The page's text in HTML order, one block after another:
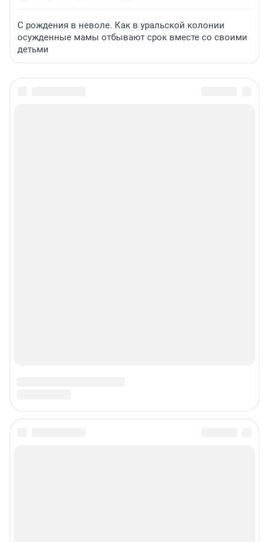
С рождения в неволе. Как в уральской колонии
осужденные мамы отбывают срок вместе со своими
детьми